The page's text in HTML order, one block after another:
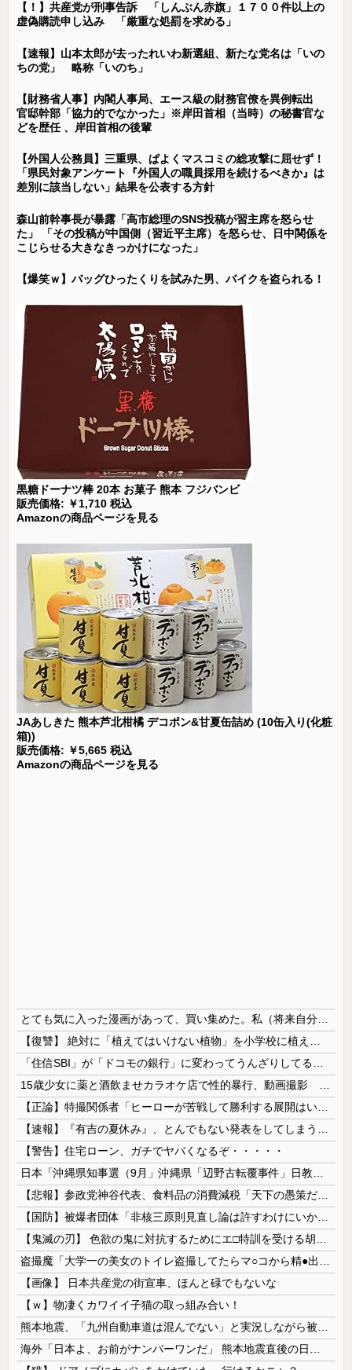
【！】共産党が刑事告訴 「しんぶん赤旗」１７００件以上の
虚偽購読申し込み 「厳重な処罰を求める」
【速報】山本太郎が去ったれいわ新選組、新たな党名は「いの
ちの党」 略称「いのち」
【財務省人事】内閣人事局、エース級の財務官僚を異例転出
官邸幹部「協力的でなかった」※岸田首相（当時）の秘書官な
どを歴任 、岸田首相の後輩
【外国人公務員】三重県、ぱよくマスコミの総攻撃に屈せず！
「県民対象アンケート『外国人の職員採用を続けるべきか』は
差別に該当しない」結果を公表する方針
森山前幹事長が暴露「高市総理のSNS投稿が習主席を怒らせ
た」 「その投稿が中国側（習近平主席）を怒らせ、日中関係を
こじらせる大きなきっかけになった」
【爆笑ｗ】バッグひったくりを試みた男、バイクを盗られる！
黒糖ドーナツ棒 20本 お菓子 熊本 フジバンビ
販売価格: ￥1,710 税込
Amazonの商品ページを見る
JAあしきた 熊本芦北柑橘 デコポン&甘夏缶詰め (10缶入り(化粧
箱))
販売価格: ￥5,665 税込
Amazonの商品ページを見る
【警告】住宅ローン、ガチでヤバくなるぞ・・・・・
【画像】 日本共産党の街宣車、ほんと碌でもないな
【ｗ】物凄くカワイイ子猫の取っ組み合い！